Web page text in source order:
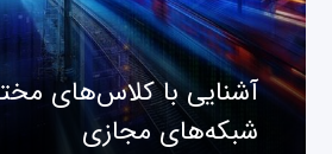
آشنایی با کلاس‌های
شبکه‌های مجازی